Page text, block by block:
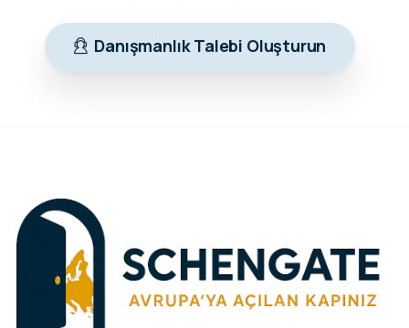
Danışmanlık Talebi Oluşturun